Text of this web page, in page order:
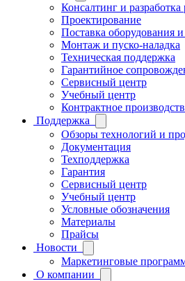
Консалтинг и
Проектирование
Поставка оборудования
Монтаж и пуско-наладка
Техническая поддержка
Гарантийное
Сервисный центр
Учебный центр
Контрактное
Поддержка
Обзоры технологий и
Документация
Техподдержка
Гарантия
Сервисный центр
Учебный центр
Условные обозначения
Материалы
Прайсы
Новости
Маркетинговые
О компании